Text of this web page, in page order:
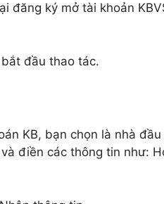
đăng ký mở tài khoản
bắt đầu thao tác.
KB, bạn chọn là nhà
điền các thông tin như: